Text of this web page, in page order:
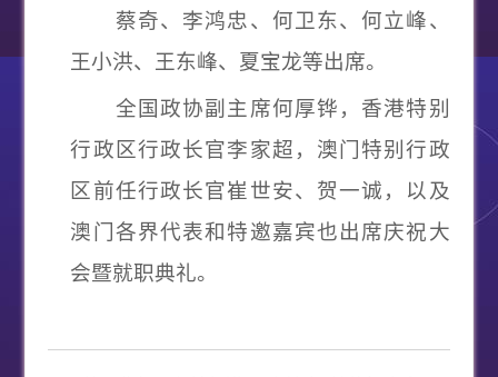
蔡奇、李鸿忠、何卫东、何立峰、
王小洪、王东峰、夏宝龙等出席。
全国政协副主席何厚铧，香港特别
行政区行政长官李家超，澳门特别行政
区前任行政长官崔世安、贺一诚，以及
澳门各界代表和特邀嘉宾也出席庆祝大
会暨就职典礼。